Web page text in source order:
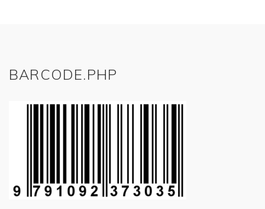
BARCODE.PHP